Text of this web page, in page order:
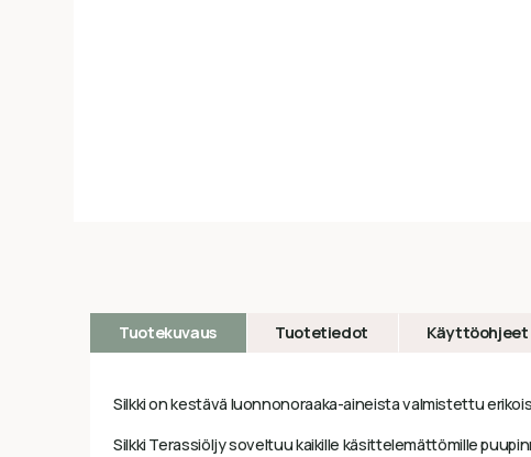
Tuotekuvaus Tuotetiedot Käyttöohjeet
Silkki on kestävä luonnonoraaka-aineista valmistettu
Silkki Terassiöljy soveltuu kaikille käsittelemättömille